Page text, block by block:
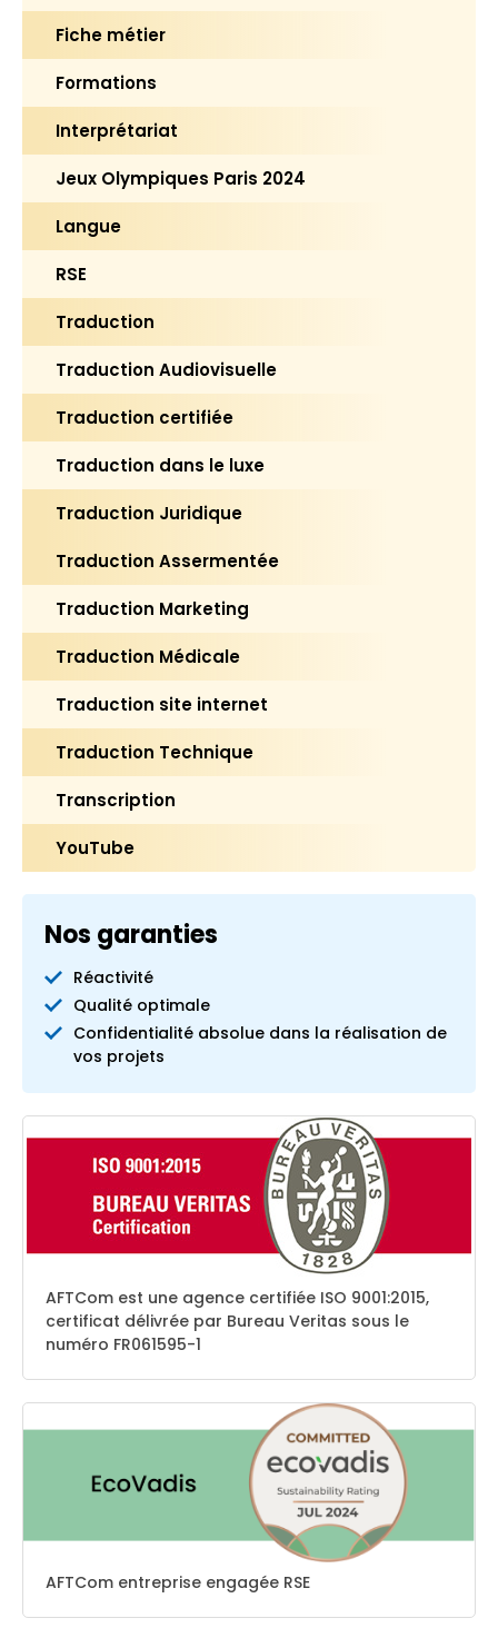
Fiche métier
Formations
Interprétariat
Jeux Olympiques Paris 2024
Langue
RSE
Traduction
Traduction Audiovisuelle
Traduction certifiée
Traduction dans le luxe
Traduction Juridique
Traduction Assermentée
Traduction Marketing
Traduction Médicale
Traduction site internet
Traduction Technique
Transcription
YouTube
Nos garanties
Réactivité
Qualité optimale
Confidentialité absolue dans la réalisation de
vos projets
AFTCom est une agence certifiée ISO 9001:2015,
certificat délivrée par Bureau Veritas sous le
numéro FR061595-1
AFTCom entreprise engagée RSE